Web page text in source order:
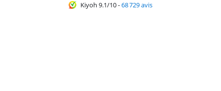
Kiyoh 9.1/10-68 729 avis